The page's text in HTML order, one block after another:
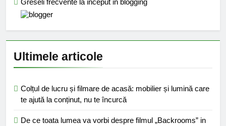
Ultimele articole
Colțul de lucru și filmare de acasă: mobilier și lumină care
te ajută la conținut, nu te încurcă
De ce toata lumea va vorbi despre filmul „Backrooms” in